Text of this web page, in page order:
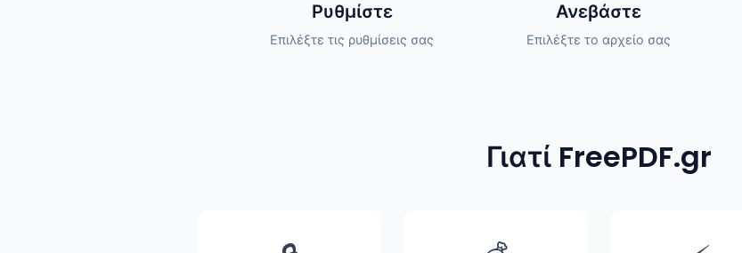
Ρυθμίστε
Επιλέξτε τις ρυθμίσεις σας
Ανεβάστε
Επιλέξτε το αρχείο σας
Γιατί FreePDF.gr